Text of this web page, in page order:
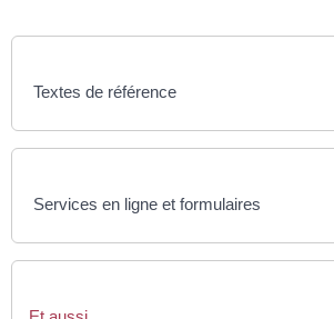
Textes de référence
Services en ligne et formulaires